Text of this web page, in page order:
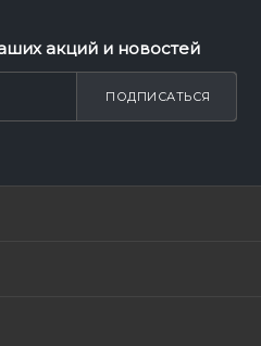
акций и новостей
ПОДПИСАТЬСЯ